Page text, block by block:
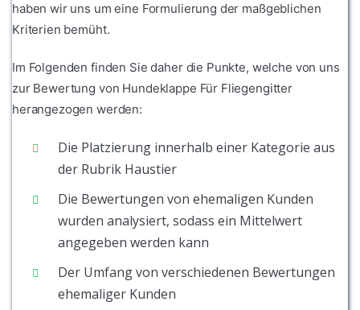
haben wir uns um eine Formulierung der maßgeblichen
Kriterien bemüht.
Im Folgenden finden Sie daher die Punkte, welche von uns
zur Bewertung von Hundeklappe Für Fliegengitter
herangezogen werden:
Die Platzierung innerhalb einer Kategorie aus
der Rubrik Haustier
Die Bewertungen von ehemaligen Kunden
wurden analysiert, sodass ein Mittelwert
angegeben werden kann
Der Umfang von verschiedenen Bewertungen
ehemaliger Kunden